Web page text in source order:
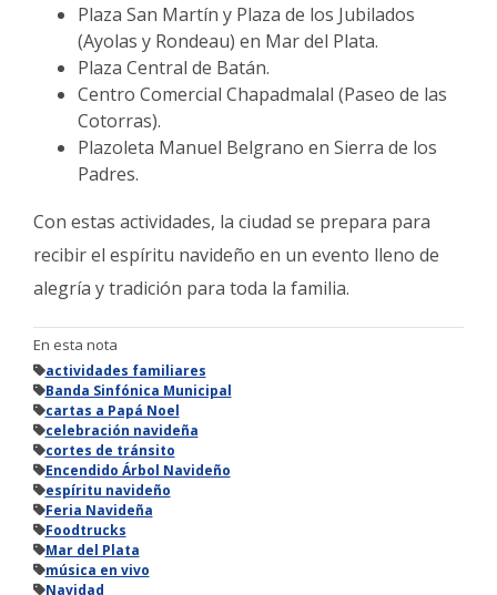
Plaza San Martín y Plaza de los Jubilados
(Ayolas y Rondeau) en Mar del Plata.
Plaza Central de Batán.
Centro Comercial Chapadmalal (Paseo de las
Cotorras).
Plazoleta Manuel Belgrano en Sierra de los
Padres.
Con estas actividades, la ciudad se prepara para
recibir el espíritu navideño en un evento lleno de
alegría y tradición para toda la familia.
En esta nota
actividades familiares
Banda Sinfónica Municipal
cartas a Papá Noel
celebración navideña
cortes de tránsito
Encendido Árbol Navideño
espíritu navideño
Feria Navideña
Foodtrucks
Mar del Plata
música en vivo
Navidad